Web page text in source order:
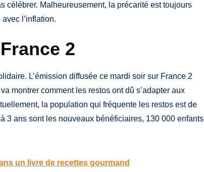
célébrer. Malheureusement, la précarité est toujours
l’inflation.
2
L’émission diffusée ce mardi soir sur France 2
montrer comment les restos ont dû s’adapter aux
la population qui fréquente les restos est de
3 ans sont les nouveaux bénéficiaires, 130 000 enfants
un livre de recettes gourmand